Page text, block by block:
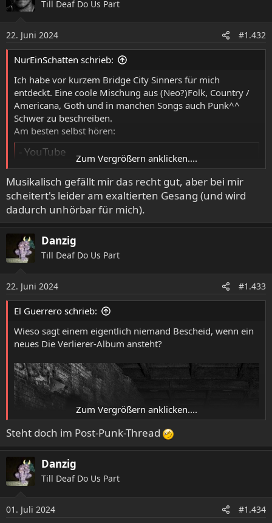
t
n
e
n
Till Deaf Do Us Part
22. Juni 2024 #1.432
NurEinSchatten schrieb:
Ich habe vor kurzem Bridge City Sinners für mich
entdeckt. Eine coole Mischung aus (Neo?)Folk, Country /
Americana, Goth und in manchen Songs auch Punk^^
Schwer zu beschreiben.
Am besten selbst hören:
- YouTube
Auf YouTube findest du die angesagtesten Videos und
Tracks. Außerdem kannst du eigene Inhalte hochladen
und mit Freunden oder gleich der ganzen Welt teilen.
youtu.be
- YouTube
Auf YouTube findest du die angesagtesten Videos und
Tracks. Außerdem kannst du eigene Inhalte hochladen
und mit Freunden oder gleich der ganzen Welt teilen.
youtu.be
- YouTube
ladata alkuperäistä sisältöä ja jakaa kaiken ystäviesi,
perheesi ja koko maailman kanssa.
youtu.be
Zum Vergrößern anklicken....
Musikalisch gefällt mir das recht gut, aber bei mir
scheitert's leider am exaltierten Gesang (und wird
dadurch unhörbar für mich).
Danzig
Till Deaf Do Us Part
22. Juni 2024 #1.433
El Guerrero schrieb:
Wieso sagt einem eigentlich niemand Bescheid, wenn ein
neues Die Verlierer-Album ansteht?
Zum Vergrößern anklicken....
Steht doch im Post-Punk-Thread
Danzig
Till Deaf Do Us Part
01. Juli 2024 #1.434